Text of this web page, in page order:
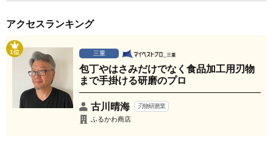
アクセスランキング
1位 三重
包丁やはさみだけでなく食品加工用刃物
まで手掛ける研磨のプロ
古川晴海 刃物研磨業
ふるかわ商店